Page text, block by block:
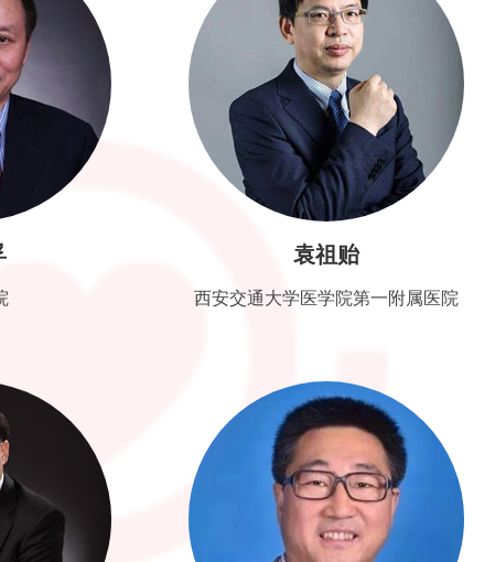
袁祖贻
西安交通大学医学院第一附属医院